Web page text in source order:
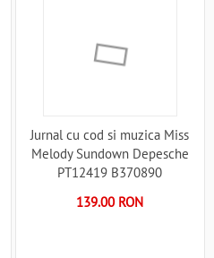
Jurnal cu cod si muzica Miss
Melody Sundown Depesche
PT12419 B370890
139.00 RON